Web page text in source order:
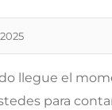
llegue el
para